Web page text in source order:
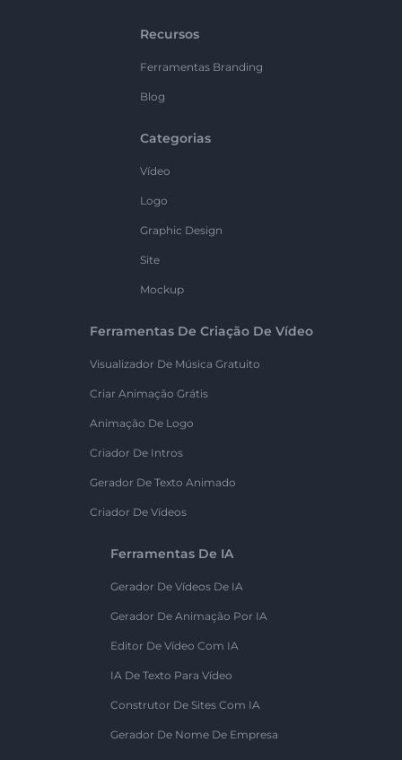
Recursos
Ferramentas Branding
Blog
Categorias
Vídeo
Logo
Graphic Design
Site
Mockup
Ferramentas De Criação De Vídeo
Visualizador De Música Gratuito
Criar Animação Grátis
Animação De Logo
Criador De Intros
Gerador De Texto Animado
Criador De Vídeos
Ferramentas De IA
Gerador De Vídeos De IA
Gerador De Animação Por IA
Editor De Vídeo Com IA
IA De Texto Para Vídeo
Construtor De Sites Com IA
Gerador De Nome De Empresa